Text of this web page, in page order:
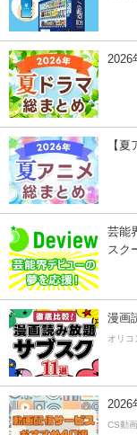
2026
【
芸能
スク
漫画
オリコ
2026
CS動